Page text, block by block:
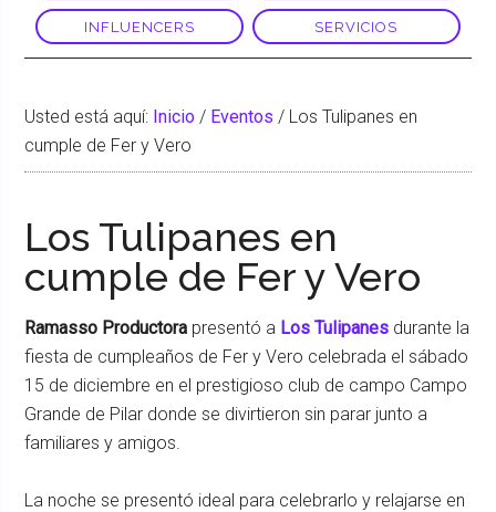
INFLUENCERS SERVICIOS
Usted está aquí: Inicio / Eventos / Los Tulipanes en
cumple de Fer y Vero
Los Tulipanes en
cumple de Fer y Vero
Ramasso Productora presentó a Los Tulipanes durante la
fiesta de cumpleaños de Fer y Vero celebrada el sábado
15 de diciembre en el prestigioso club de campo Campo
Grande de Pilar donde se divirtieron sin parar junto a
familiares y amigos.
La noche se presentó ideal para celebrarlo y relajarse en